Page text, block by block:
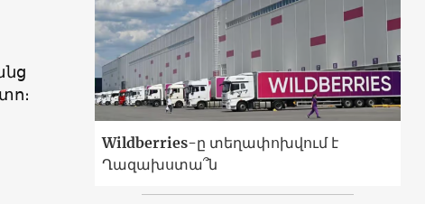
Wildberries-ը տեղափոխվում է
Ղազախստա՞ն